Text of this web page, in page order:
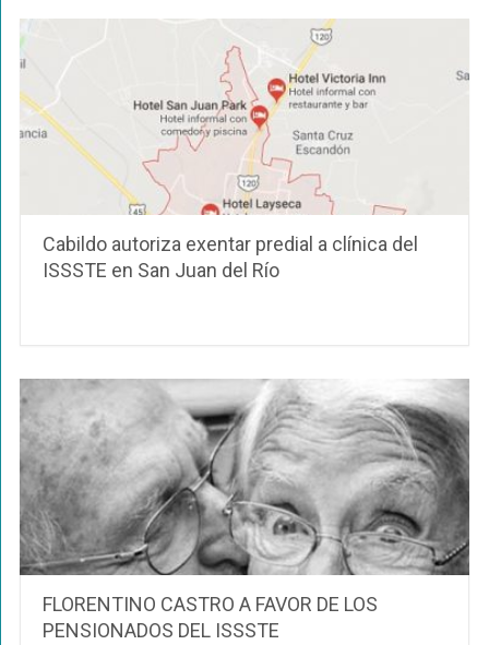
Cabildo autoriza exentar predial a clínica del
ISSSTE en San Juan del Río
FLORENTINO CASTRO A FAVOR DE LOS
PENSIONADOS DEL ISSSTE